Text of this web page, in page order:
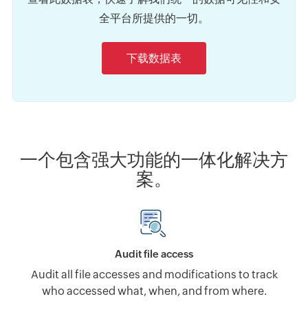
全平台所提供的一切。
下载数据表
一个包含强大功能的一体化解决方
案。
Audit file access
Audit all file accesses and modifications to track
who accessed what, when, and from where.